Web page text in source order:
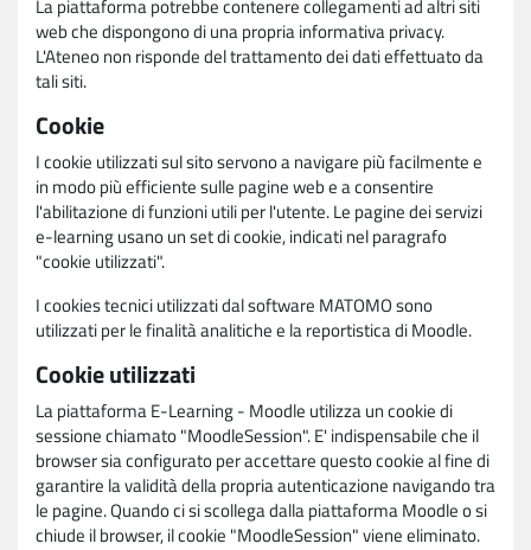
La piattaforma potrebbe contenere collegamenti ad altri siti
web che dispongono di una propria informativa privacy.
L'Ateneo non risponde del trattamento dei dati effettuato da
tali siti.
Cookie
I cookie utilizzati sul sito servono a navigare più facilmente e
in modo più efficiente sulle pagine web e a consentire
l'abilitazione di funzioni utili per l'utente. Le pagine dei servizi
e-learning usano un set di cookie, indicati nel paragrafo
"cookie utilizzati".
I cookies tecnici utilizzati dal software MATOMO sono
utilizzati per le finalità analitiche e la reportistica di Moodle.
Cookie utilizzati
La piattaforma E-Learning - Moodle utilizza un cookie di
sessione chiamato "MoodleSession". E' indispensabile che il
browser sia configurato per accettare questo cookie al fine di
garantire la validità della propria autenticazione navigando tra
le pagine. Quando ci si scollega dalla piattaforma Moodle o si
chiude il browser, il cookie "MoodleSession" viene eliminato.